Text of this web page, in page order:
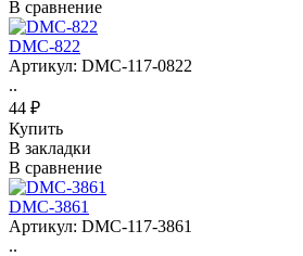
В сравнение
DMC-822
Артикул: DMC-117-0822
..
44 ₽
Купить
В закладки
В сравнение
DMC-3861
Артикул: DMC-117-3861
..